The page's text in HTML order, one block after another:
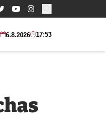
Buscar:
6.8.2026 17:53